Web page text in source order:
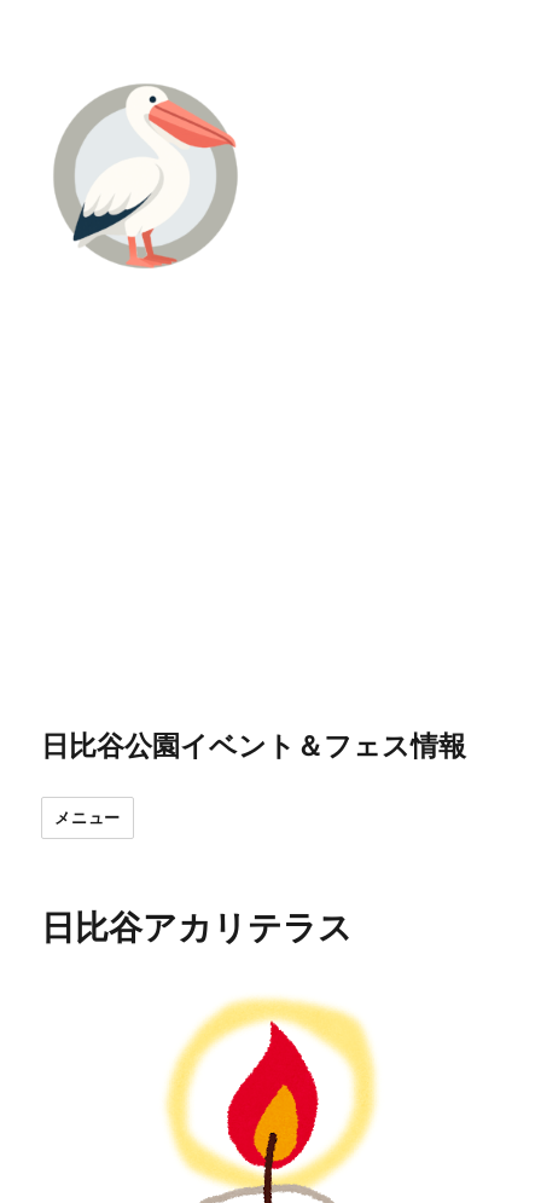
日比谷公園イベント＆フェス情報
メニュー
日比谷アカリテラス